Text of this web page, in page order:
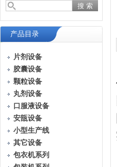
产品目录
片剂设备
胶囊设备
颗粒设备
丸剂设备
口服液设备
安瓿设备
小型生产线
其它设备
包衣机系列